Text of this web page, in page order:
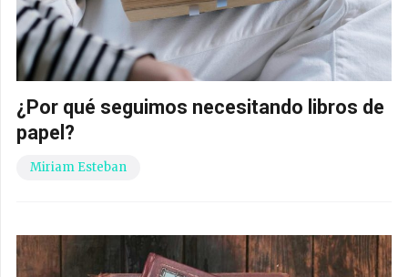
¿Por qué seguimos necesitando libros de
papel?
Miriam Esteban